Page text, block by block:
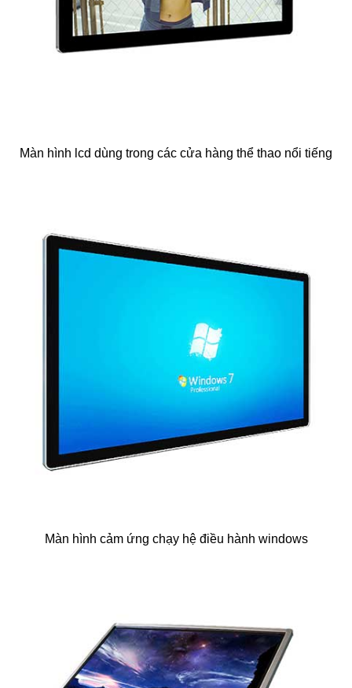
Màn hình lcd dùng trong các cửa hàng thể thao nổi tiếng
Màn hình cảm ứng chạy hệ điều hành windows